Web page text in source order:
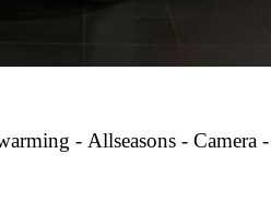
- Allseasons - Camera -